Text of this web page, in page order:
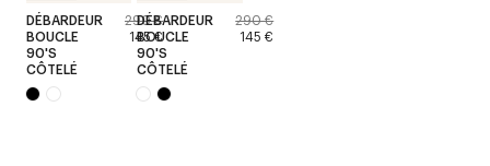
DÉBARDEUR
BOUCLE
90'S
CÔTELÉ
290 €
145 €
DÉBARDEUR
BOUCLE
90'S
CÔTELÉ
290 €
145 €